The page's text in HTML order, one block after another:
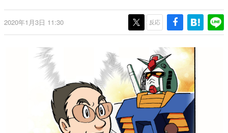
ゲーム世代の作家たち
ゲームに多大な影響を受けた作家さんに取材し、ゲームが
日本モバイルゲーム産業史
日本のモバイルゲーム史における主要なトピック・タイト
ルを網羅するほか、開発者へのインタビューや識者による
解説を掲載。約20年の歴史が一望できる決定版！
若ゲのいたり〜ゲームクリエイターの青春〜
『うつヌケ』『ペンと箸』等で知られるマンガ家・田中圭
一先生によるゲーム業界レポートマンガです。
2020年1月3日 11:30 反応